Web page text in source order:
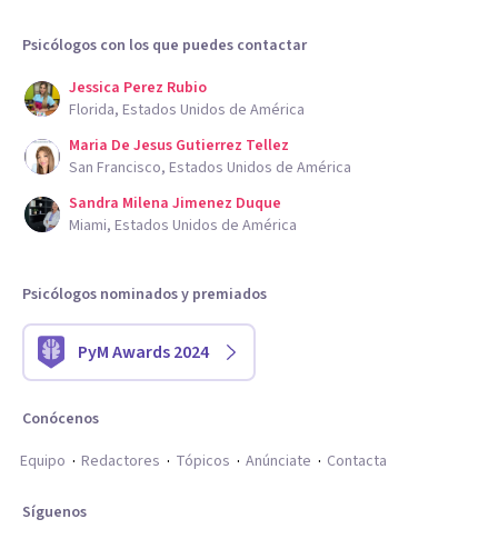
Psicólogos con los que puedes contactar
Jessica Perez Rubio
Florida, Estados Unidos de América
Maria De Jesus Gutierrez Tellez
San Francisco, Estados Unidos de América
Sandra Milena Jimenez Duque
Miami, Estados Unidos de América
Psicólogos nominados y premiados
PyM Awards 2024
Conócenos
Equipo
Redactores Tópicos Anúnciate Contacta
Síguenos